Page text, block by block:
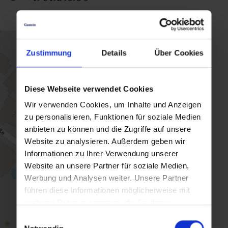
Zustimmung Details Über Cookies
Diese Webseite verwendet Cookies
Wir verwenden Cookies, um Inhalte und Anzeigen
zu personalisieren, Funktionen für soziale Medien
anbieten zu können und die Zugriffe auf unsere
Website zu analysieren. Außerdem geben wir
Informationen zu Ihrer Verwendung unserer
Website an unsere Partner für soziale Medien,
Werbung und Analysen weiter. Unsere Partner
führen diese Informationen möglicherweise mit